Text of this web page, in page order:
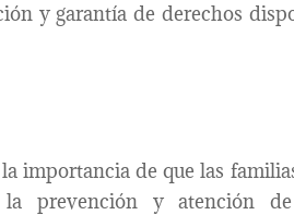
y garantía de derechos
importancia de que las
la prevención y atención